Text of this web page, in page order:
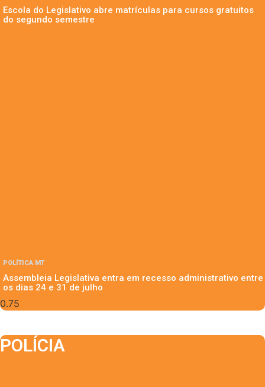
Escola do Legislativo abre matrículas para cursos gratuitos
do segundo semestre
POLÍTICA MT
Assembleia Legislativa entra em recesso administrativo entre
os dias 24 e 31 de julho
POLÍCIA